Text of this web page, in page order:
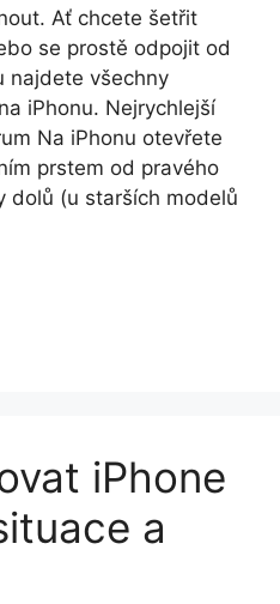
Ať chcete šetřit
se prostě odpojit od
najdete všechny
iPhonu. Nejrychlejší
Na iPhonu otevřete
prstem od pravého
dolů (u starších modelů
iPhone
a